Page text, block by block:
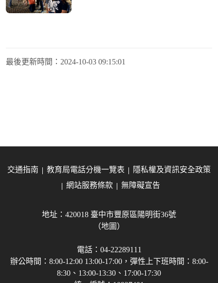
最後更新時間： 2024-10-03 09:15:01
交通指南 教育局電話分機一覽表
隱私權及資訊安全政策
網站服務條款
無障礙宣告
地址：420018 臺中市豐原區陽明街36號
（地圖）
電話：04-22289111
辦公時間：8:00-12:00 13:00-17:00，彈性上下班時間：8:00-
8:30、13:00-13:30、17:00-17:30